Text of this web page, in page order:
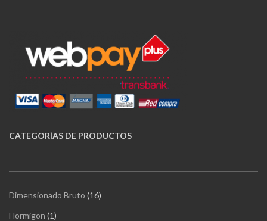
CATEGORÍAS DE PRODUCTOS
Dimensionado Bruto 1616
Hormigon 11